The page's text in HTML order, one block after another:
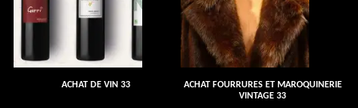
ACHAT DE VIN 33
ACHAT FOURRURES ET MAROQUINERIE
VINTAGE 33